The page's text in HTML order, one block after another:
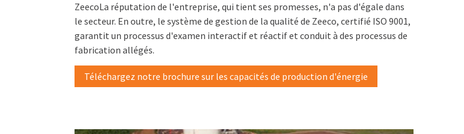
ZeecoLa réputation de l'entreprise, qui tient ses promesses, n'a pas d'égale dans
le secteur. En outre, le système de gestion de la qualité de Zeeco, certifié ISO 9001,
garantit un processus d'examen interactif et réactif et conduit à des processus de
fabrication allégés.
Téléchargez notre brochure sur les capacités de production d'énergie